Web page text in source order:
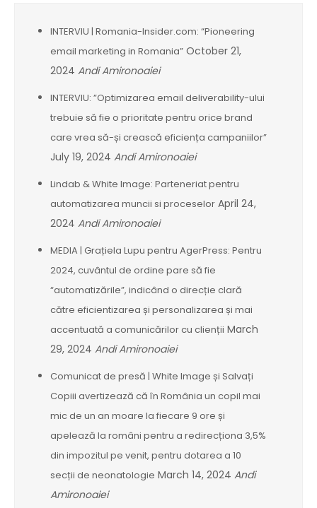
INTERVIU | Romania-Insider.com: “Pioneering
email marketing in Romania” October 21,
2024 Andi Amironoaiei
INTERVIU: ”Optimizarea email deliverability-ului
trebuie să fie o prioritate pentru orice brand
care vrea să-și crească eficiența campaniilor”
July 19, 2024 Andi Amironoaiei
Lindab & White Image: Parteneriat pentru
automatizarea muncii si proceselor April 24,
2024 Andi Amironoaiei
MEDIA | Grațiela Lupu pentru AgerPress: Pentru
2024, cuvântul de ordine pare să fie
“automatizările”, indicând o direcție clară
către eficientizarea și personalizarea și mai
accentuată a comunicărilor cu clienții March
29, 2024 Andi Amironoaiei
Comunicat de presă | White Image și Salvați
Copiii avertizează că în România un copil mai
mic de un an moare la fiecare 9 ore și
apelează la români pentru a redirecționa 3,5%
din impozitul pe venit, pentru dotarea a 10
secții de neonatologie March 14, 2024 Andi
Amironoaiei